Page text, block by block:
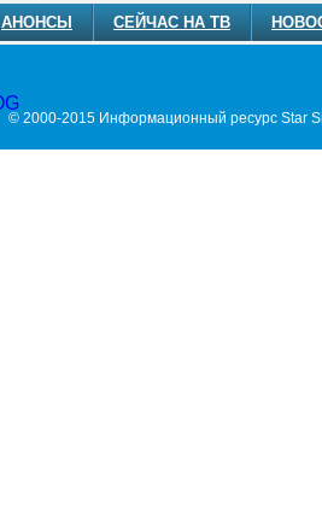
АНОНСЫ СЕЙЧАС НА ТВ
© 2000-2015 Информационный ресурс Star